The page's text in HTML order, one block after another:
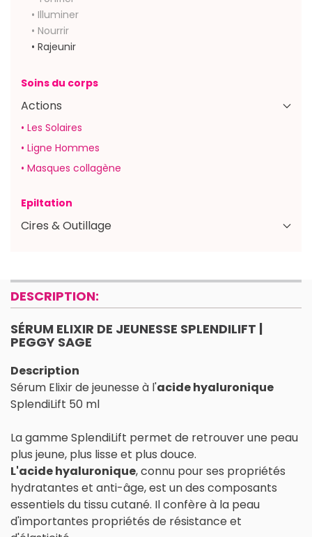
• Illuminer
• Nourrir
• Rajeunir
Soins du corps
Actions
• Les Solaires
• Ligne Hommes
• Masques collagène
Epiltation
Cires & Outillage
DESCRIPTION:
SÉRUM ELIXIR DE JEUNESSE SPLENDILIFT |
PEGGY SAGE
Description
Sérum Elixir de jeunesse à l'acide hyaluronique
SplendiLift 50 ml
La gamme SplendiLift permet de retrouver une peau
plus jeune, plus lisse et plus douce.
L'acide hyaluronique, connu pour ses propriétés
hydratantes et anti-âge, est un des composants
essentiels du tissu cutané. Il confère à la peau
d'importantes propriétés de résistance et